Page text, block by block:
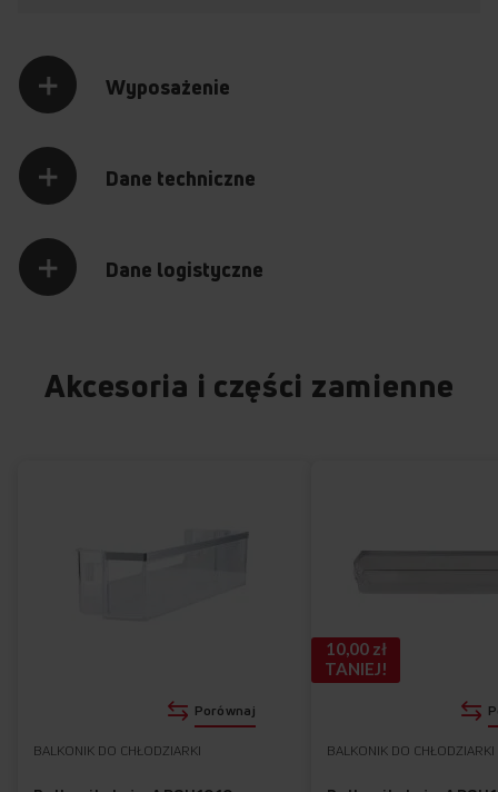
Wyposażenie
Dane techniczne
Dane logistyczne
Akcesoria i części zamienne
BALKONIK DO CHŁODZIARKI
Porównaj
BALKONIK DO CHŁODZIARKI
10,00 zł
TANIEJ!